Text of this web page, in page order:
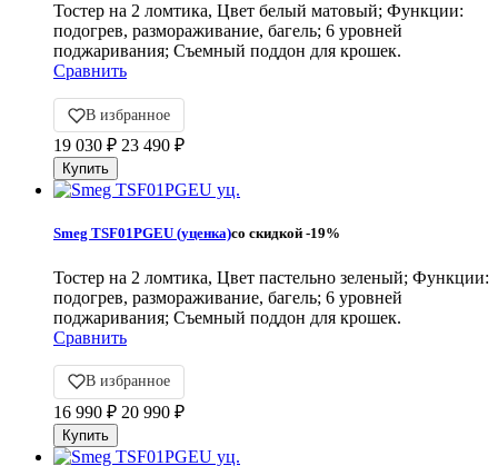
Тостер на 2 ломтика, Цвет белый матовый; Функции:
подогрев, размораживание, багель; 6 уровней
поджаривания; Съемный поддон для крошек.
Сравнить
В избранное
19 030 ₽ 23 490 ₽
Smeg TSF01PGEU (уценка)со скидкой -19%
Тостер на 2 ломтика, Цвет пастельно зеленый; Функции:
подогрев, размораживание, багель; 6 уровней
поджаривания; Съемный поддон для крошек.
Сравнить
В избранное
16 990 ₽ 20 990 ₽